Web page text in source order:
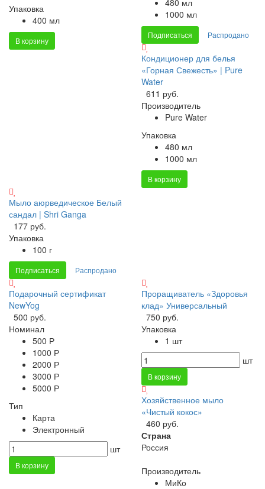
Упаковка
400 мл
В корзину
1000 мл
Подписаться Распродано
Кондиционер для белья
«Горная Свежесть» | Pure
Water
611 руб.
Производитель
Pure Water
Упаковка
480 мл
1000 мл
В корзину
Мыло аюрведическое Белый
сандал | Shri Ganga
177 руб.
Упаковка
100 г
Подписаться Распродано
Подарочный сертификат
NewYog
500 руб.
Номинал
500 Р
1000 Р
2000 Р
3000 Р
5000 Р
Тип
Карта
Электронный
шт
В корзину
Проращиватель «Здоровья
клад» Универсальный
750 руб.
Упаковка
1 шт
шт
В корзину
Хозяйственное мыло
«Чистый кокос»
460 руб.
Страна
Россия
Производитель
МиКо